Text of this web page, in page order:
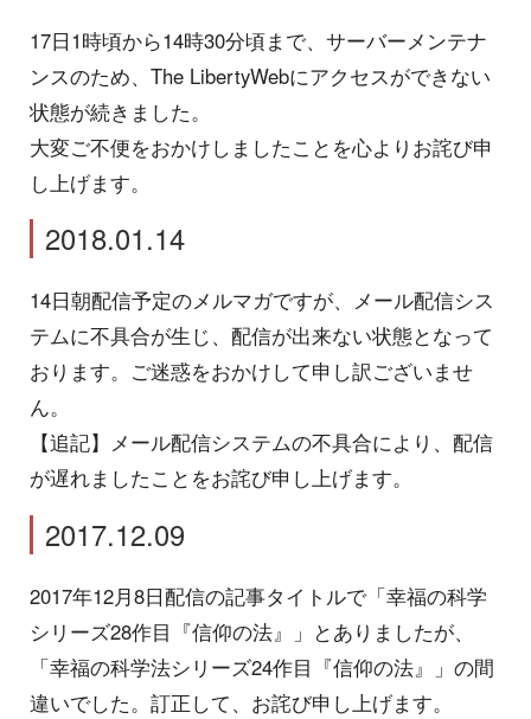
17日1時頃から14時30分頃まで、サーバーメンテナ
ンスのため、The LibertyWebにアクセスができない
状態が続きました。
大変ご不便をおかけしましたことを心よりお詫び申
し上げます。
2018.01.14
14日朝配信予定のメルマガですが、メール配信シス
テムに不具合が生じ、配信が出来ない状態となって
おります。ご迷惑をおかけして申し訳ございませ
ん。
【追記】メール配信システムの不具合により、配信
が遅れましたことをお詫び申し上げます。
2017.12.09
2017年12月8日配信の記事タイトルで「幸福の科学
シリーズ28作目『信仰の法』」とありましたが、
「幸福の科学法シリーズ24作目『信仰の法』」の間
違いでした。訂正して、お詫び申し上げます。